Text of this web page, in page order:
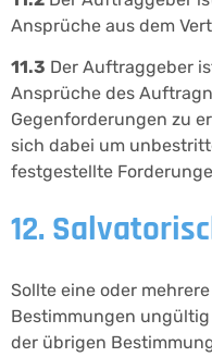
Ansprüche aus dem
11.3 Der Auftraggeber
Ansprüche des
Gegenforderungen zu
sich dabei um
festgestellte
12.
Sollte eine oder
Bestimmungen ungültig
der übrigen